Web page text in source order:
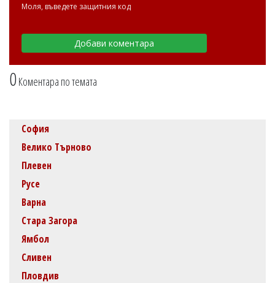
0Коментара по темата
Моля, въведете защитния код
София
Велико Търново
Плевен
Русе
Варна
Стара Загора
Ямбол
Сливен
Пловдив